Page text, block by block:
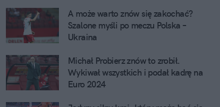
A może warto znów się zakochać?
Szalone myśli po meczu Polska –
Ukraina
Michał Probierz znów to zrobił.
Wykiwał wszystkich i podał kadrę na
Euro 2024